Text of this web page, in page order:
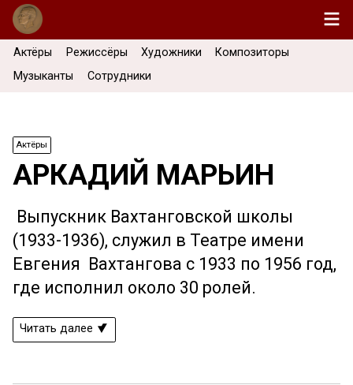
Актёры Режиссёры Художники
Композиторы
Музыканты
Сотрудники
Актёры
АРКАДИЙ МАРЬИН
Выпускник Вахтанговской школы
(1933-1936), служил в Театре имени
Евгения Вахтангова с 1933 по 1956 год,
где исполнил около 30 ролей.
Читать далее